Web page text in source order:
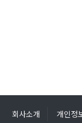
회사소개 개인정